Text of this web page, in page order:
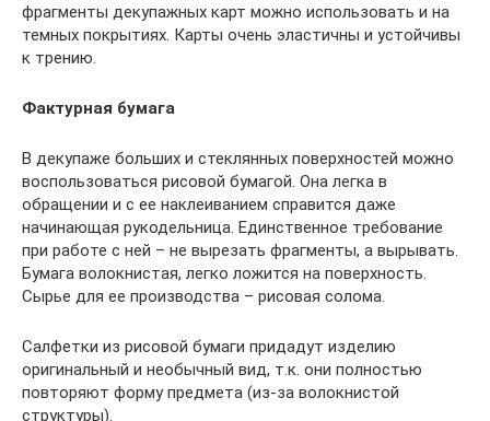
фрагменты декупажных карт можно использовать и на
темных покрытиях. Карты очень эластичны и устойчивы
к трению.
Фактурная бумага
В декупаже больших и стеклянных поверхностей можно
воспользоваться рисовой бумагой. Она легка в
обращении и с ее наклеиванием справится даже
начинающая рукодельница. Единственное требование
при работе с ней – не вырезать фрагменты, а вырывать.
Бумага волокнистая, легко ложится на поверхность.
Сырье для ее производства – рисовая солома.
Салфетки из рисовой бумаги придадут изделию
оригинальный и необычный вид, т.к. они полностью
повторяют форму предмета (из-за волокнистой
структуры).